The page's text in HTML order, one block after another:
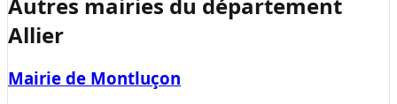
Allier
Mairie de Montluçon